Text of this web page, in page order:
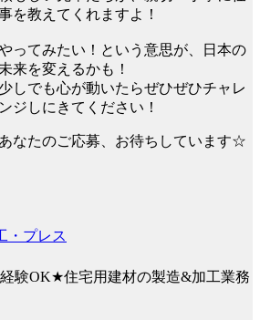
を教えてくれますよ！
ってみたい！という意思が、日本の
未来を変えるかも！
少しでも心が動いたらぜひぜひチャレ
ンジしにきてください！
あなたのご応募、お待ちしています☆
・プレス
験OK★住宅用建材の製造&加工業務